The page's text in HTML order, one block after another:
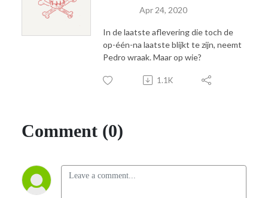
Apr 24, 2020
In de laatste aflevering die toch de
op-één-na laatste blijkt te zijn, neemt
Pedro wraak. Maar op wie?
1.1K
Comment (0)